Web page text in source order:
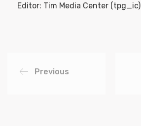
Editor: Tim Media Center (tpg_ic)
Previous